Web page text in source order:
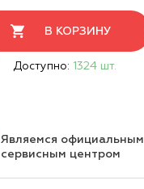
В КОРЗИНУ
Доступно: 1324 шт.
Являемся официальным
сервисным центром